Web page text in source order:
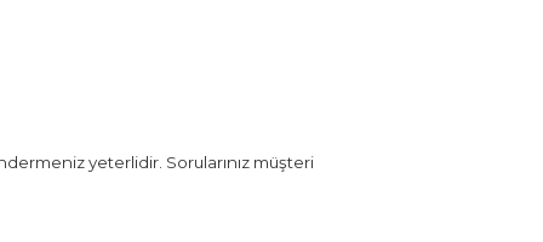
yeterlidir. Sorularınız müşteri